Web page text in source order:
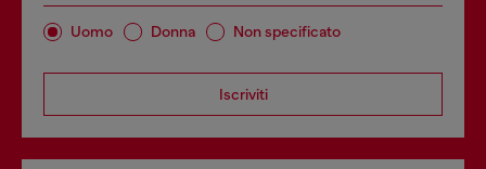
Uomo Donna Non specificato
Iscriviti